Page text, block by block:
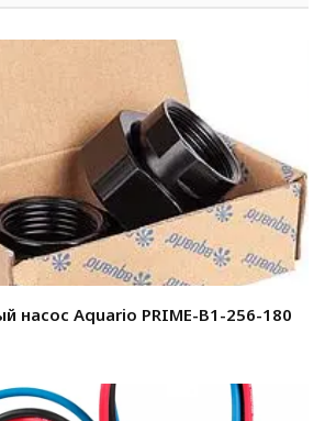
насос Aquario PRIME-B1-256-180